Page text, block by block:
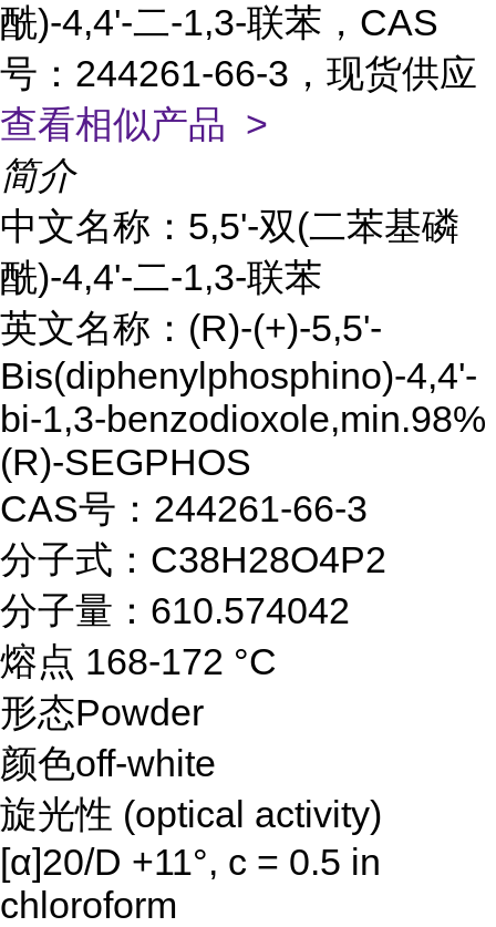
酰)-4,4'-二-1,3-联苯，CAS
号：244261-66-3，现货供应
查看相似产品 >
简介
中文名称：5,5'-双(二苯基磷
酰)-4,4'-二-1,3-联苯
英文名称：(R)-(+)-5,5'-
Bis(diphenylphosphino)-4,4'-
bi-1,3-benzodioxole,min.98%
(R)-SEGPHOS
CAS号：244261-66-3
分子式：C38H28O4P2
分子量：610.574042
熔点 168-172 °C
形态Powder
颜色off-white
旋光性 (optical activity)
[α]20/D +11°, c = 0.5 in
chloroform